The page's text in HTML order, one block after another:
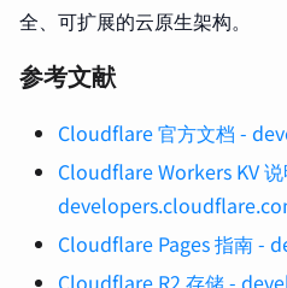
全、可扩展的云原生架构。
参考文献
Cloudflare 官方文档 -
Cloudflare Workers KV
Cloudflare Pages 指南 -
Cloudflare R2 存储 -